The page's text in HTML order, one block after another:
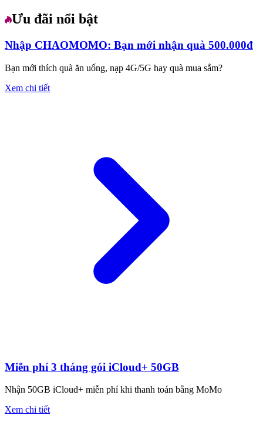
Ưu đãi nổi bật
Nhập CHAOMOMO: Bạn mới nhận quà 500.000đ
Bạn mới thích quà ăn uống, nạp 4G/5G hay quà mua sắm?
Xem chi tiết
Miễn phí 3 tháng gói iCloud+ 50GB
Nhận 50GB iCloud+ miễn phí khi thanh toán bằng MoMo
Xem chi tiết